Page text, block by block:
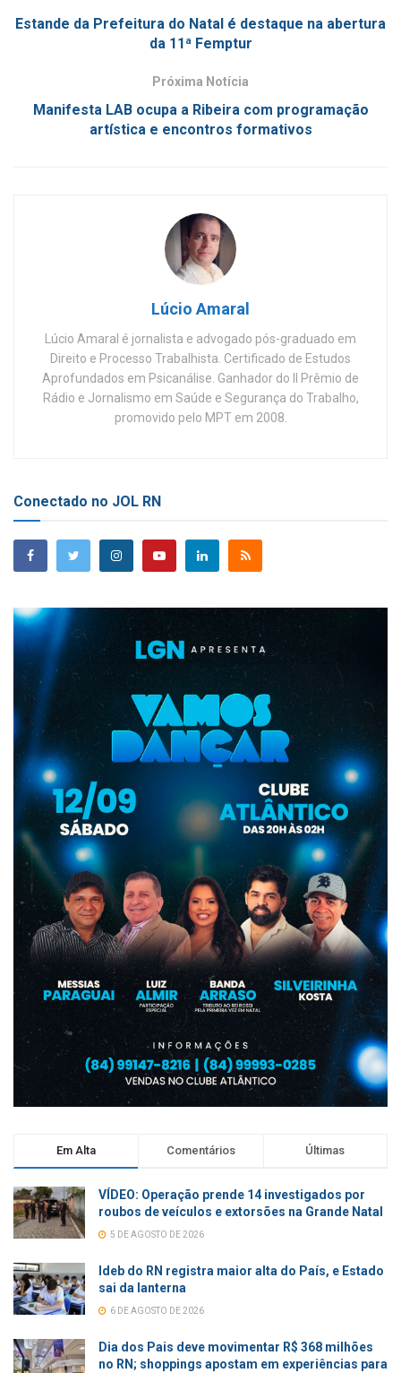
Estande da Prefeitura do Natal é destaque na abertura
da 11ª Femptur
Próxima Notícia
Manifesta LAB ocupa a Ribeira com programação
artística e encontros formativos
Lúcio Amaral
Lúcio Amaral é jornalista e advogado pós-graduado em
Direito e Processo Trabalhista. Certificado de Estudos
Aprofundados em Psicanálise. Ganhador do II Prêmio de
Rádio e Jornalismo em Saúde e Segurança do Trabalho,
promovido pelo MPT em 2008.
Conectado no JOL RN
Em Alta Comentários Últimas
VÍDEO: Operação prende 14 investigados por
roubos de veículos e extorsões na Grande Natal
5 DE AGOSTO DE 2026
Ideb do RN registra maior alta do País, e Estado
sai da lanterna
6 DE AGOSTO DE 2026
Dia dos Pais deve movimentar R$ 368 milhões
no RN; shoppings apostam em experiências para